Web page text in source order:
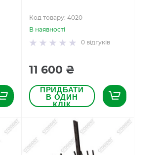
Код товару: 4020
В наявності
0 відгуків
11 600 ₴
ПРИДБАТИ
В ОДИН
КЛІК